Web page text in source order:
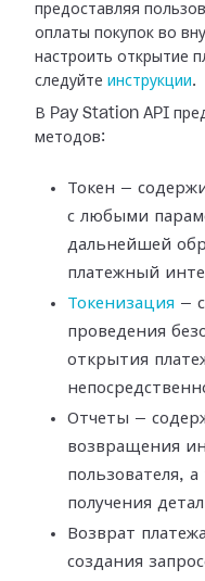
предоставляя
оплаты покупок во
настроить открытие
следуйте инструкции.
В Pay Station API
методов:
Токен —
с любыми
дальнейшей
платежный
Токенизация —
проведения
открытия
Отчеты —
возвращения
пользователя, а
получения
Возврат
создания